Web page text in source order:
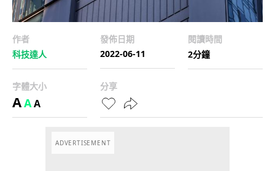
作者
科技達人
發佈日期
2022-06-11
閱讀時間
2分鐘
字體大小
AAA
分享
ADVERTISEMENT